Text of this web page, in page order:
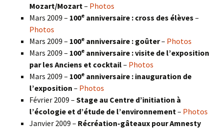
Mozart/Mozart – Photos
Mars 2009 – 100e anniversaire : cross des élèves –
Photos
Mars 2009 – 100e anniversaire : goûter– Photos
Mars 2009 – 100e anniversaire : visite de l’exposition
par les Anciens et cocktail– Photos
Mars 2009 – 100e anniversaire : inauguration de
l’exposition – Photos
Février 2009 – Stage au Centre d’initiation à
l’écologie et d’étude de l’environnement – Photos
Janvier 2009 – Récréation-gâteaux pour Amnesty